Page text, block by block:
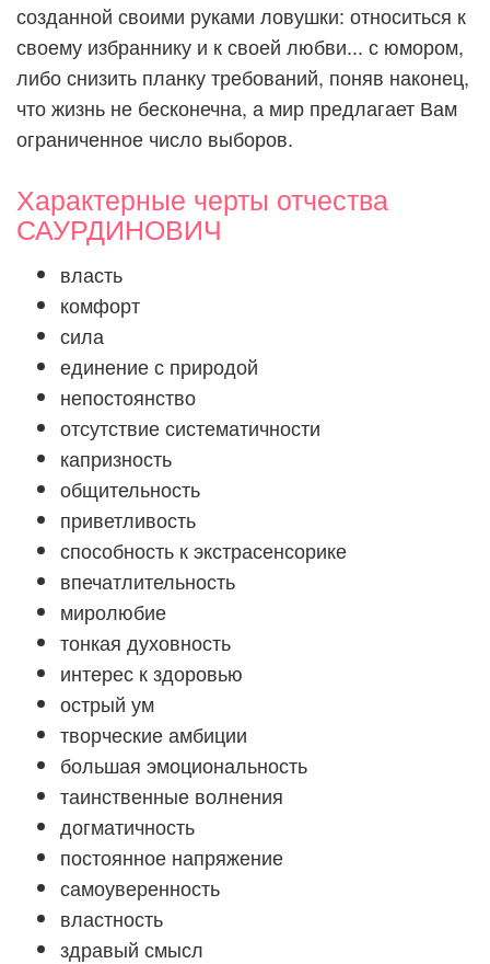
созданной своими руками ловушки: относиться к
своему избраннику и к своей любви... с юмором,
либо снизить планку требований, поняв наконец,
что жизнь не бесконечна, а мир предлагает Вам
ограниченное число выборов.
Характерные черты отчества
САУРДИНОВИЧ
власть
комфорт
сила
единение с природой
непостоянство
отсутствие систематичности
капризность
общительность
приветливость
способность к экстрасенсорике
впечатлительность
миролюбие
тонкая духовность
интерес к здоровью
острый ум
творческие амбиции
большая эмоциональность
таинственные волнения
догматичность
постоянное напряжение
самоуверенность
властность
здравый смысл